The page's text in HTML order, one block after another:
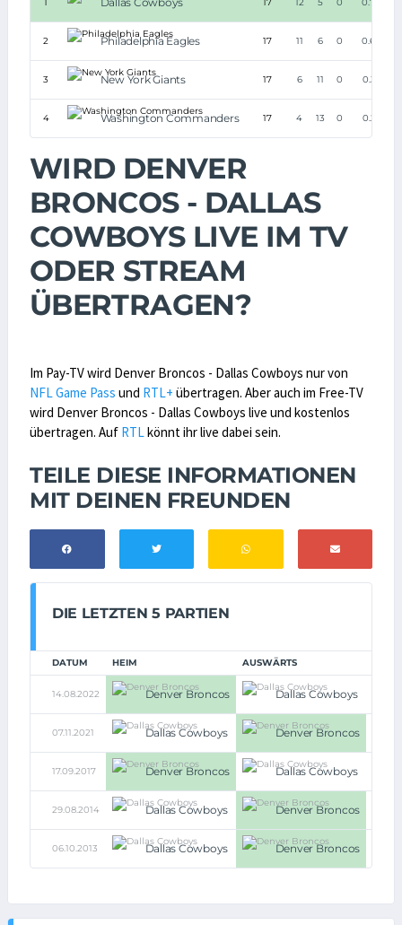
1 17 12 5 0 0.706
2 Philadelphia Eagles 17 11 6 0 0.647
3 New York Giants 17 6 11 0 0.353
4 Washington Commanders 17 4 13 0 0.235
WIRD DENVER
BRONCOS - DALLAS
COWBOYS LIVE IM TV
ODER STREAM
ÜBERTRAGEN?
Im Pay-TV wird Denver Broncos - Dallas Cowboys nur von
NFL Game Pass und RTL+ übertragen. Aber auch im Free-TV
wird Denver Broncos - Dallas Cowboys live und kostenlos
übertragen. Auf RTLkönnt ihr live dabei sein.
TEILE DIESE INFORMATIONEN
MIT DEINEN FREUNDEN
DIE LETZTEN 5 PARTIEN
DATUM HEIM AUSWÄRTS
14.08.2022 Denver Broncos Dallas Cowboys
07.11.2021 Dallas Cowboys Denver Broncos
17.09.2017 Denver Broncos Dallas Cowboys
29.08.2014 Dallas Cowboys Denver Broncos
06.10.2013 Dallas Cowboys Denver Broncos